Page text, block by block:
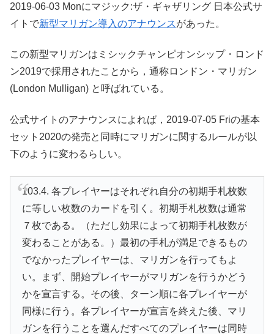
2019-06-03 Monにマジック:ザ・ギャザリング 日本公式サ
イトで新型マリガン導入のアナウンスがあった。
この新型マリガンはミシックチャンピオンシップ・ロンド
ン2019で採用されたことから，通称ロンドン・マリガン
(London Mulligan) と呼ばれている。
公式サイトのアナウンスによれば，2019-07-05 Friの基本
セット2020の発売と同時にマリガンに関するルールが以
下のように変わるらしい。
103.4. 各プレイヤーはそれぞれ自分の初期手札枚数
に等しい枚数のカードを引く。初期手札枚数は通常
７枚である。（ただし効果によって初期手札枚数が
変わることがある。）最初の手札が満足できるもの
でなかったプレイヤーは、マリガンを行ってもよ
い。まず、開始プレイヤーがマリガンを行うかどう
かを宣言する。その後、ターン順に各プレイヤーが
同様に行う。各プレイヤーが宣言を終えた後、マリ
ガンを行うことを選んだすべてのプレイヤーは同時